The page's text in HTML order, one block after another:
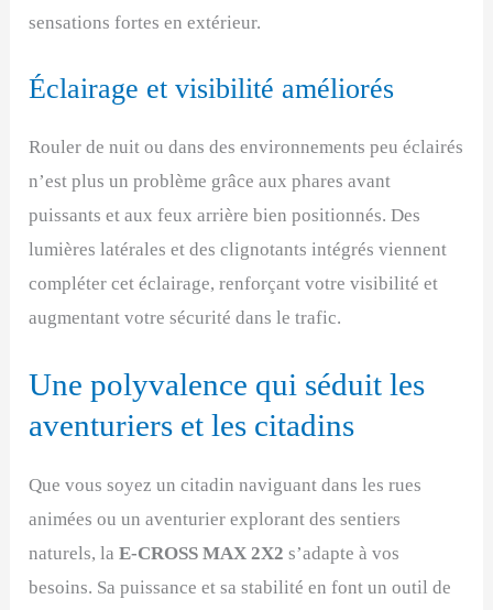
sensations fortes en extérieur.
Éclairage et visibilité améliorés
Rouler de nuit ou dans des environnements peu éclairés
n’est plus un problème grâce aux phares avant
puissants et aux feux arrière bien positionnés. Des
lumières latérales et des clignotants intégrés viennent
compléter cet éclairage, renforçant votre visibilité et
augmentant votre sécurité dans le trafic.
Une polyvalence qui séduit les
aventuriers et les citadins
Que vous soyez un citadin naviguant dans les rues
animées ou un aventurier explorant des sentiers
naturels, laE-CROSS MAX 2X2 s’adapte à vos
besoins. Sa puissance et sa stabilité en font un outil de